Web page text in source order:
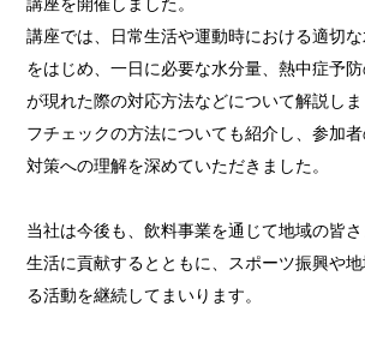
講座では、日常生活や運動時における適切
をはじめ、一日に必要な水分量、熱中症予
が現れた際の対応方法などについて解説し
フチェックの方法についても紹介し、参加
対策への理解を深めていただきました。
当社は今後も、飲料事業を通じて地域の皆
生活に貢献するとともに、スポーツ振興や
る活動を継続してまいります。